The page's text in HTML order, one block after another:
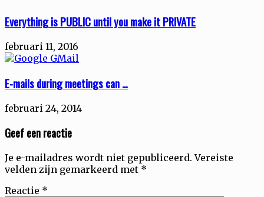
Everything is PUBLIC until you make it PRIVATE
februari 11, 2016
E-mails during meetings can …
februari 24, 2014
Geef een reactie
Je e-mailadres wordt niet gepubliceerd. Vereiste
velden zijn gemarkeerd met *
Reactie *